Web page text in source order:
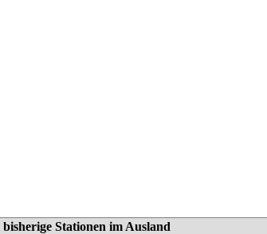
bisherige Stationen im Ausland